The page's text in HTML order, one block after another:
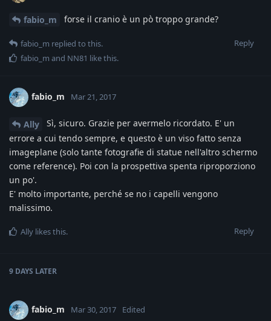
fabio_m forse il cranio è un pò troppo grande?
Reply
fabio_m replied to this.
fabio_m and NN81 like this.
fabio_m Mar 21, 2017
Ally
Sì, sicuro. Grazie per avermelo ricordato. E' un
errore a cui tendo sempre, e questo è un viso fatto senza
imageplane (solo tante fotografie di statue nell'altro schermo
come reference). Poi con la prospettiva spenta riproporziono
un po'.
E' molto importante, perché se no i capelli vengono
malissimo.
Reply
Ally likes this.
9 DAYS LATER
fabio_m Mar 30, 2017 Edited